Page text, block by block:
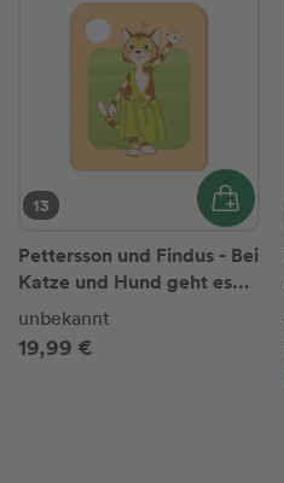
13
Pettersson und Findus - Bei
Katze und Hund geht es
oft rund,1 Galakto Token
unbekannt
19,99 €